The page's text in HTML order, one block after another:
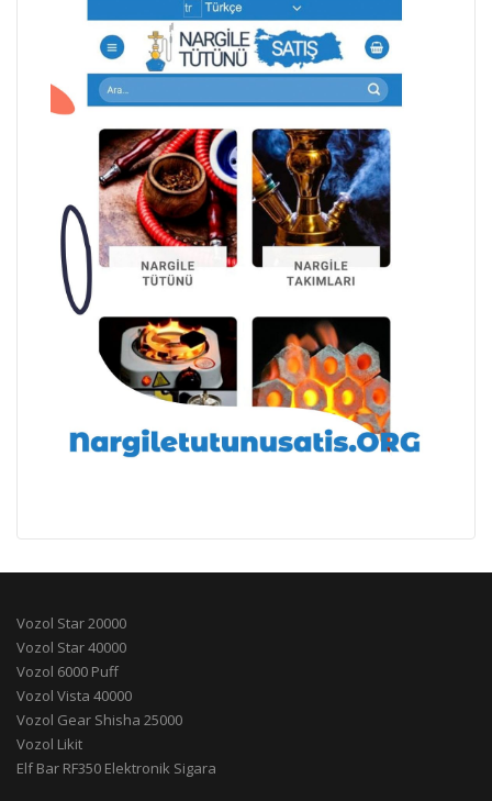
Vozol Star 20000
Vozol Star 40000
Vozol 6000 Puff
Vozol Vista 40000
Vozol Gear Shisha 25000
Vozol Likit
Elf Bar RF350 Elektronik Sigara